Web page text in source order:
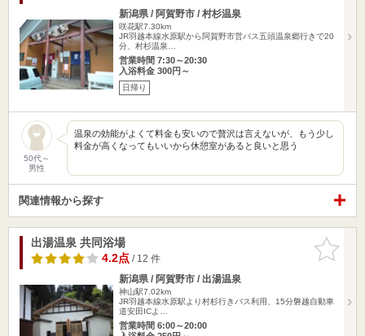
新潟県 / 阿賀野市 / 村杉温泉
咲花駅7.30km
JR羽越本線水原駅から阿賀野市営バス五頭温泉郷行きで20
分、村杉温泉…
営業時間 7:30～20:30
入浴料金 300円～
日帰り
50代～
男性
温泉の効能がよくて料金も安いので贅沢は言えないが、もう少し
料金が高くなってもいいから休憩室があると良いと思う
関連情報から探す
お気に入
りに追加
出湯温泉 共同浴場
4.2点/ 12 件
新潟県 / 阿賀野市 / 出湯温泉
神山駅7.02km
JR羽越本線水原駅より村杉行きバス利用、15分磐越自動車
道安田ICよ…
営業時間 6:00～20:00